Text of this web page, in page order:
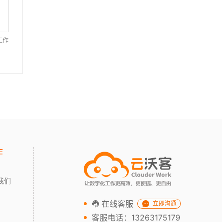
作
们
在线客服 立即沟通
客服电话：13263175179